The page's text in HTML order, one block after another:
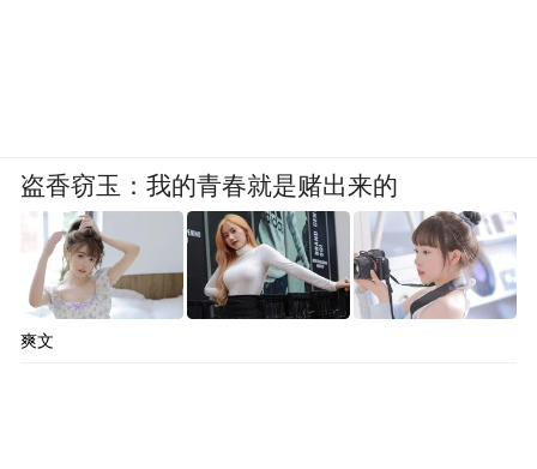
盗香窃玉：我的青春就是赌出来的
爽文